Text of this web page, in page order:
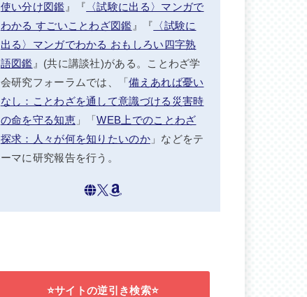
使い分け図鑑 』『 〈試験に出る〉マンガで
わかる すごいことわざ図鑑 』『 〈試験に
出る〉マンガでわかる おもしろい四字熟
語図鑑 』(共に講談社)がある。ことわざ学
会研究フォーラムでは、「備えあれば憂い
なし：ことわざを通して意識づける災害時
の命を守る知恵」「WEB上でのことわざ
探求：人々が何を知りたいのか」などをテ
ーマに研究報告を行う。
⭐サイトの逆引き検索⭐